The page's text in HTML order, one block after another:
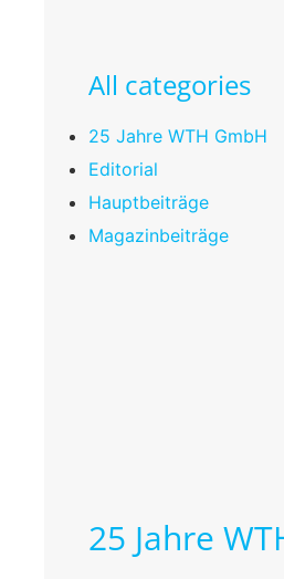
All categories
25 Jahre WTH GmbH
Editorial
Hauptbeiträge
Magazinbeiträge
25 Jahre